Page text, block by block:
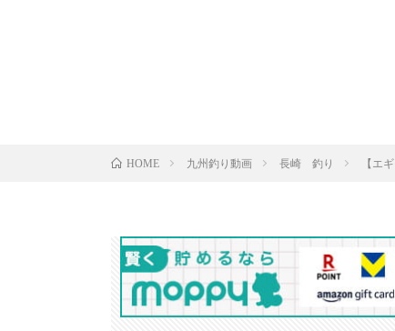
HOME 九州釣り動画 長崎 釣り 【エ